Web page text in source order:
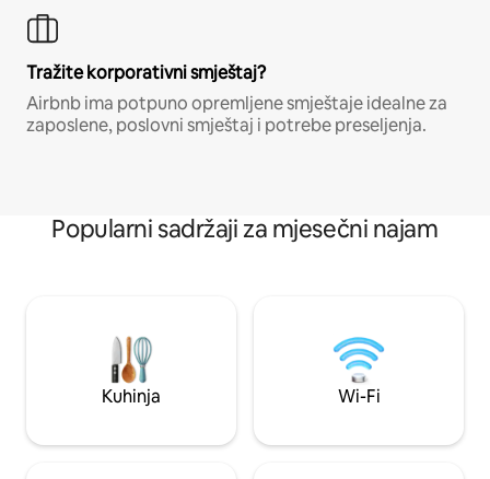
Tražite korporativni smještaj?
Airbnb ima potpuno opremljene smještaje idealne za
zaposlene, poslovni smještaj i potrebe preseljenja.
Popularni sadržaji za mjesečni najam
Kuhinja Wi-Fi